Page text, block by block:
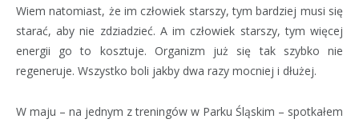
Wiem natomiast, że im człowiek starszy, tym bardziej musi się
starać, aby nie zdziadzieć. A im człowiek starszy, tym więcej
energii go to kosztuje. Organizm już się tak szybko nie
regeneruje. Wszystko boli jakby dwa razy mocniej i dłużej.
W maju – na jednym z treningów w Parku Śląskim – spotkałem